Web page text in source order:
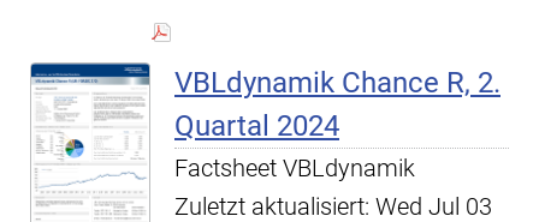
VBLdynamik Chance R, 2.
Quartal 2024
Factsheet VBLdynamik
Zuletzt aktualisiert: Wed Jul 03